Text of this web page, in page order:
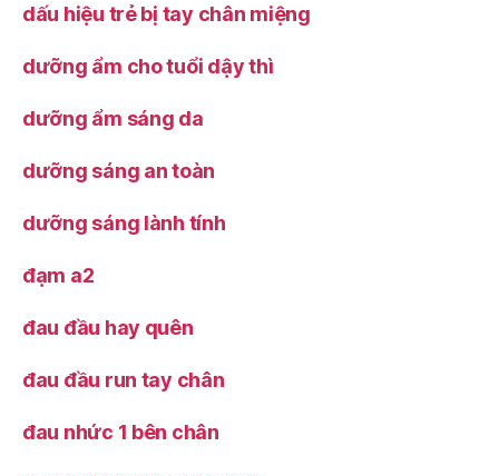
dấu hiệu trẻ bị tay chân miệng
dưỡng ẩm cho tuổi dậy thì
dưỡng ẩm sáng da
dưỡng sáng an toàn
dưỡng sáng lành tính
đạm a2
đau đầu hay quên
đau đầu run tay chân
đau nhức 1 bên chân